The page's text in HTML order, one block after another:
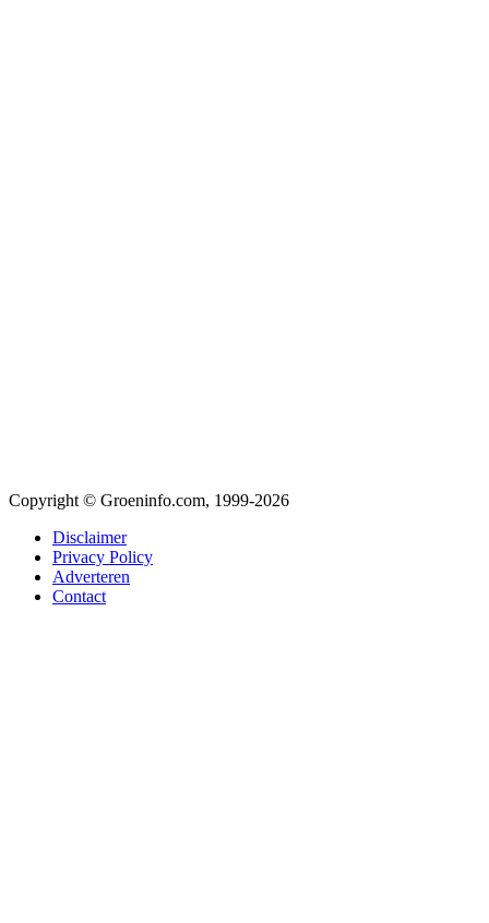
Copyright © Groeninfo.com, 1999-2026
Disclaimer
Privacy Policy
Adverteren
Contact